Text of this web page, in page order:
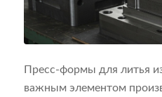
Пресс-формы для литья
важным элементом